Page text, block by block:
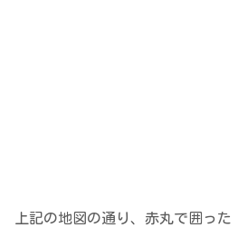
上記の地図の通り、赤丸で囲った